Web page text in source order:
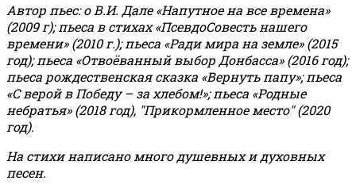
Автор пьес: о В.И. Дале «Напутное на все времена»
(2009 г); пьеса в стихах «ПсевдоСовесть нашего
времени» (2010 г.); пьеса «Ради мира на земле» (2015
год); пьеса «Отвоёванный выбор Донбасса» (2016 год);
пьеса рождественская сказка «Вернуть папу»; пьеса
«С верой в Победу – за хлебом!»;пьеса «Родные
небратья» (2018 год), "Прикормленное место" (2020
год).
На стихи написано много душевных и духовных
песен.